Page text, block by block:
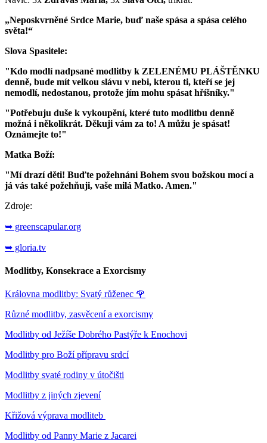
„Neposkvrněné Srdce Marie, buď naše spása a spása celého
světa!“
Slova Spasitele:
"Kdo modlí nadpsané modlitby k ZELENÉMU PLÁŠTĚNKU
denně, bude mít velkou slávu v nebi, kterou ti, kteří se jej
nemodlí, nedostanou, protože jím mohu spásat hříšníky."
"Potřebuju duše k vykoupění, které tuto modlitbu denně
možná i několikrát. Děkuji vám za to! A můžu je spásat!
Oznámejte to!"
Matka Boží:
"Mí drazí děti! Buďte požehnáni Bohem svou božskou mocí a
já vás také požehňuji, vaše milá Matko. Amen."
Zdroje:
➥ greenscapular.org
➥ gloria.tv
Modlitby, Konsekrace a Exorcismy
Královna modlitby: Svatý růženec 🌹
Různé modlitby, zasvěcení a exorcismy
Modlitby od Ježíše Dobrého Pastýře k Enochovi
Modlitby pro Boží přípravu srdcí
Modlitby svaté rodiny v útočišti
Modlitby z jiných zjevení
Křižová výprava modliteb
Modlitby od Panny Marie z Jacarei